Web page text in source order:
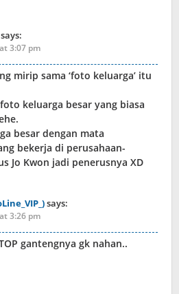
says:
3:07 pm
mirip sama ‘foto keluarga’ itu
keluarga besar yang biasa
besar dengan mata
bekerja di perusahaan-
Jo Kwon jadi penerusnya XD
says:
3:26 pm
gantengnya gk nahan..